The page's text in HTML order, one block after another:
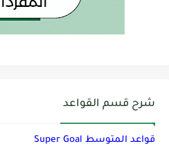
شرح قسم القواعد
قواعد المتوسط Super Goal